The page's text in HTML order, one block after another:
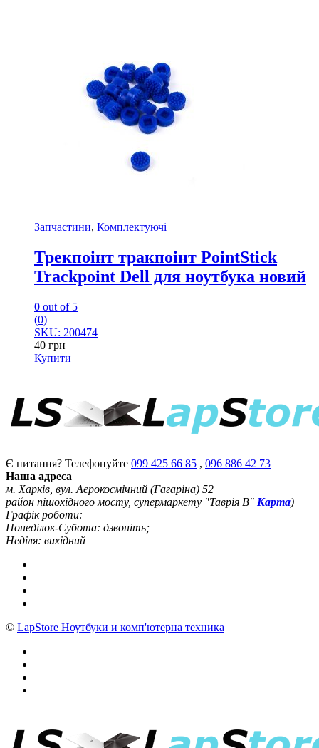
Запчастини, Комплектуючі
Трекпоінт тракпоінт PointStick
Trackpoint Dell для ноутбука новий
0 out of 5
(0)
SKU: 200474
40 грн
Купити
Є питання? Телефонуйте 099 425 66 85 , 096 886 42 73
Наша адреса
м. Харків, вул. Аерокосмічний (Гагаріна) 52
район пішохідного мосту, супермаркету "Таврія В" Карта)
Графік роботи:
Понеділок-Субота: дзвоніть;
Неділя: вихідний
© LapStore Ноутбуки и комп'ютерна техника